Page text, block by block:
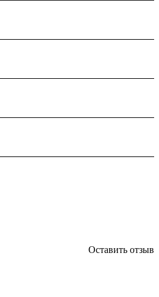
Оставить отзыв